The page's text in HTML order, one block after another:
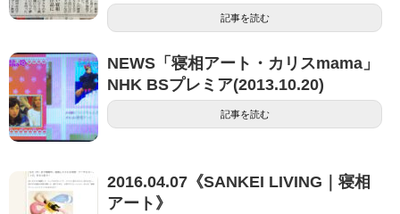
記事を読む
NEWS「寝相アート・カリスmama」
NHK BSプレミア(2013.10.20)
記事を読む
2016.04.07《SANKEI LIVING｜寝相
アート》